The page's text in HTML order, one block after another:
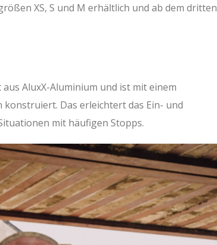
XS, S und M erhältlich und ab dem dritten
AluxX-Aluminium und ist mit einem
Das erleichtert das Ein- und
mit häufigen Stopps.